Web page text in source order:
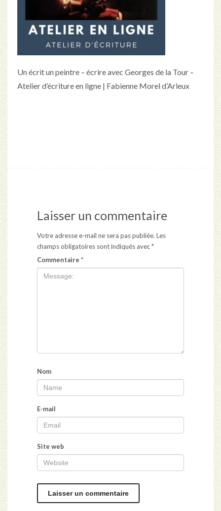
Un écrit un peintre – écrire avec Georges de la Tour –
Atelier d’écriture en ligne | Fabienne Morel d’Arleux
Laisser un commentaire
Votre adresse e-mail ne sera pas publiée. Les
champs obligatoires sont indiqués avec*
Commentaire *
Nom
E-mail
Site web